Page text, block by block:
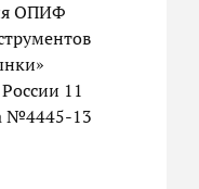
ОПИФ
11
№4445-13